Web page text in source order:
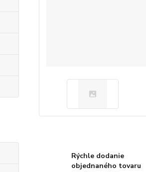
Rýchle dodanie
objednaného tovaru